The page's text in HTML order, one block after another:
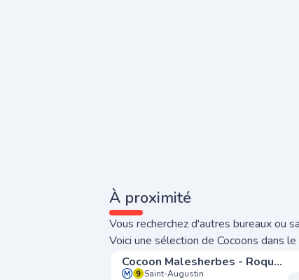
À proximité
Vous recherchez d'autres bureaux ou
Voici une sélection de Cocoons dans
Cocoon Malesherbes - Roquépine
Saint-Augustin